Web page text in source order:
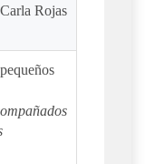
Carla Rojas